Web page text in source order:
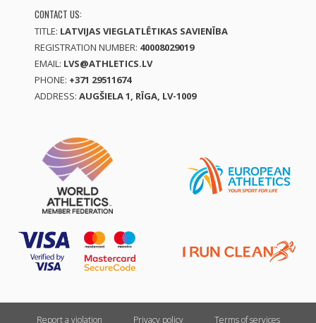
CONTACT US:
TITLE: LATVIJAS VIEGLATLĒTIKAS SAVIENĪBA
REGISTRATION NUMBER: 40008029019
EMAIL: LVS@ATHLETICS.LV
PHONE: +371 29511674
ADDRESS: AUGŠIELA 1, RĪGA, LV-1009
Report a violation Privacy policy Terms of services